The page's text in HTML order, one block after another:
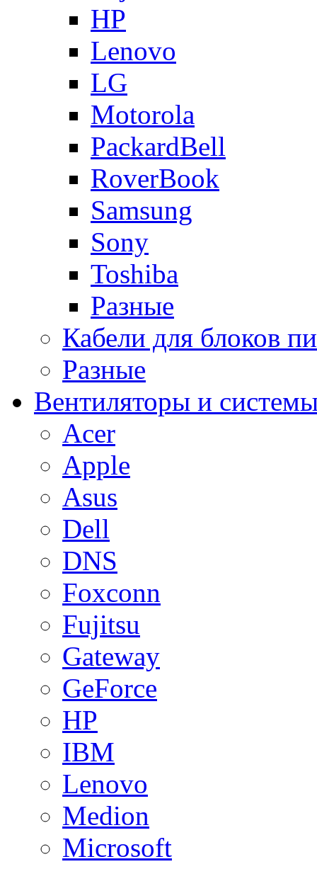
HP
Lenovo
LG
Motorola
PackardBell
RoverBook
Samsung
Sony
Toshiba
Разные
Кабели для блоков
Разные
Вентиляторы и
Acer
Apple
Asus
Dell
DNS
Foxconn
Fujitsu
Gateway
GeForce
HP
IBM
Lenovo
Medion
Microsoft